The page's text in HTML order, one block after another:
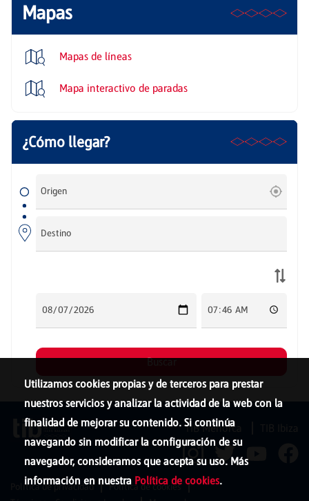
Mapas
Mapas de líneas
Mapa interactivo de paradas
Utilizamos cookies propias y de terceros para prestar
nuestros servicios y analizar la actividad de la web con la
finalidad de mejorar su contenido. Si continúa
navegando sin modificar la configuración de su
navegador, consideramos que acepta su uso. Más
información en nuestra Política de cookies.
TIB Menorca
Política de privacidad
Política de cookies